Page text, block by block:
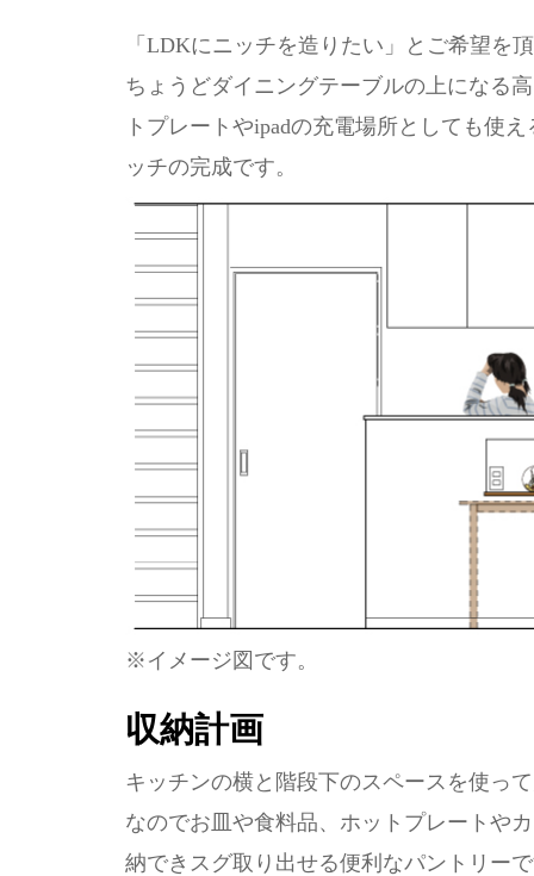
「LDKにニッチを造りたい」とご希望を
ちょうどダイニングテーブルの上になる
トプレートやipadの充電場所としても使
ッチの完成です。
※イメージ図です。
収納計画
キッチンの横と階段下のスペースを使っ
なのでお皿や食料品、ホットプレートや
納できスグ取り出せる便利なパントリー